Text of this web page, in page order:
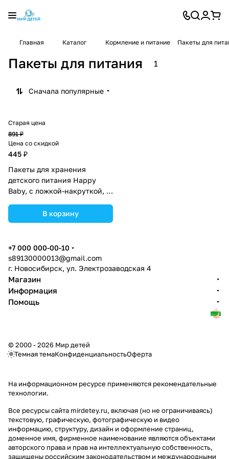
Главная Каталог Кормление и питание Пакеты для
Пакеты для питания 1
Сначала популярные
Старая цена
891 ₽
Цена со скидкой
445 ₽
Пакеты для хранения
детского питания Happy
Baby, с ложкой-накруткой, 3
В корзину
+7 000 000-00-10
s89130000013@gmail.com
г. Новосибирск, ул. Электрозаводская 4
Магазин
Информация
Помощь
© 2000 - 2026 Мир детей
Темная темаКонфиденциальностьОферта
На информационном ресурсе применяются рекомендательные
технологии.
Все ресурсы сайта mirdetey.ru, включая (но не ограничиваясь)
текстовую, графическую, фотографическую и видео
информацию, структуру, дизайн и оформление страниц,
доменное имя, фирменное наименование являются объектами
авторского права и прав на интеллектуальную собственность,
защищены российским законодательством и международными